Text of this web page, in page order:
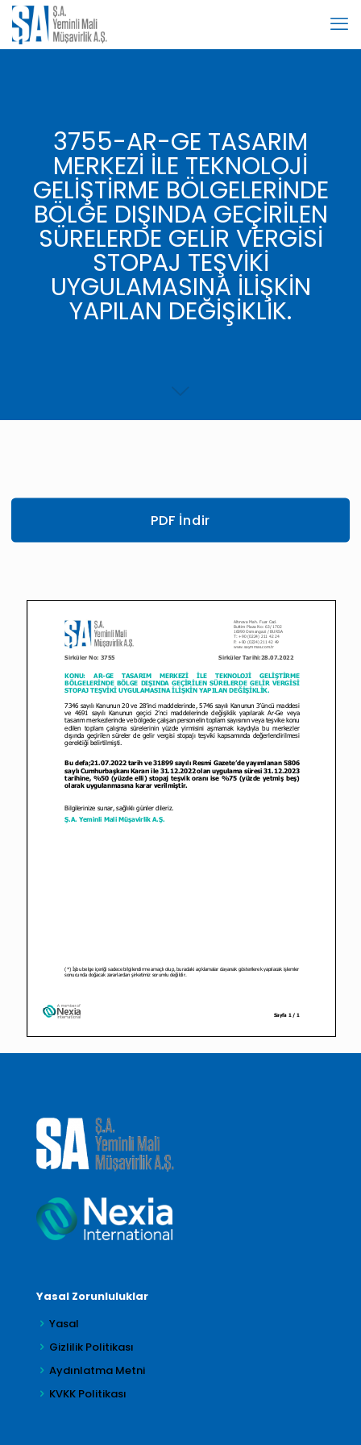
3755-AR-GE TASARIM
MERKEZİ İLE TEKNOLOJİ
GELİŞTİRME BÖLGELERİNDE
BÖLGE DIŞINDA GEÇİRİLEN
SÜRELERDE GELİR VERGİSİ
STOPAJ TEŞVİKİ
UYGULAMASINA İLİŞKİN
YAPILAN DEĞİŞİKLİK.
PDF İndir
Yasal Zorunluluklar
Yasal
Gizlilik Politikası
Aydınlatma Metni
KVKK Politikası